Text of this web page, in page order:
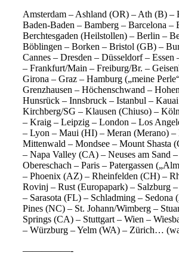
Amsterdam – Ashland (OR) – Ath (B) –
Baden-Baden – Bamberg – Barcelona –
Berchtesgaden (Heilstollen) – Berlin –
Böblingen – Borken – Bristol (GB) –
Cannes – Dresden – Düsseldorf –
– Frankfurt/Main – Freiburg/Br. –
Girona – Graz – Hamburg („meine
Grenzhausen – Höchenschwand –
Hunsrück – Innsbruck – Istanbul –
Kirchberg/SG – Klausen (Chiuso) –
– Kraig – Leipzig – London – Los
– Lyon – Maui (HI) – Meran (Merano)
Mittenwald – Mondsee – Mount Shasta
– Napa Valley (CA) – Neuses am Sand
Obereschach – Paris – Patergassen
– Phoenix (AZ) – Rheinfelden (CH) –
Rovinj – Rust (Europapark) – Salzburg
– Sarasota (FL) – Schladming – Sedona
Pines (NC) – St. Johann/Wimberg –
Springs (CA) – Stuttgart – Wien –
– Würzburg – Yelm (WA) – Zürich…
—————-